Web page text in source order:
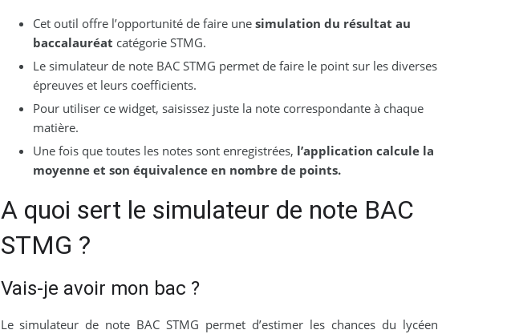
Cet outil offre l’opportunité de faire une simulation du résultat au
baccalauréat catégorie STMG.
Le simulateur de note BAC STMG permet de faire le point sur les diverses
épreuves et leurs coefficients.
Pour utiliser ce widget, saisissez juste la note correspondante à chaque
matière.
Une fois que toutes les notes sont enregistrées, l’application calcule la
moyenne et son équivalence en nombre de points.
A quoi sert le simulateur de note BAC
STMG ?
Vais-je avoir mon bac ?
Le simulateur de note BAC STMG permet d’estimer les chances du lycéen